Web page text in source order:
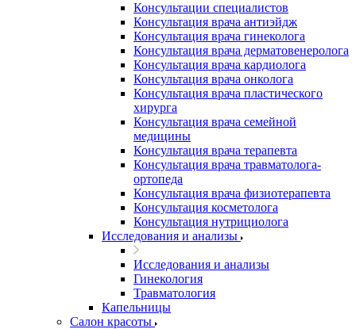
Консультации специалистов
Консультация врача антиэйдж
Консультация врача гинеколога
Консультация врача дерматовенеролога
Консультация врача кардиолога
Консультация врача онколога
Консультация врача пластического
хирурга
Консультация врача семейной
медицины
Консультация врача терапевта
Консультация врача травматолога-
ортопеда
Консультация врача физиотерапевта
Консультация косметолога
Консультация нутрициолога
Исследования и анализы
Исследования и анализы
Гинекология
Травматология
Капельницы
Салон красоты